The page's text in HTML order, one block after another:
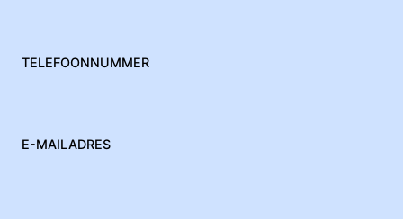
TELEFOONNUMMER
E-MAILADRES